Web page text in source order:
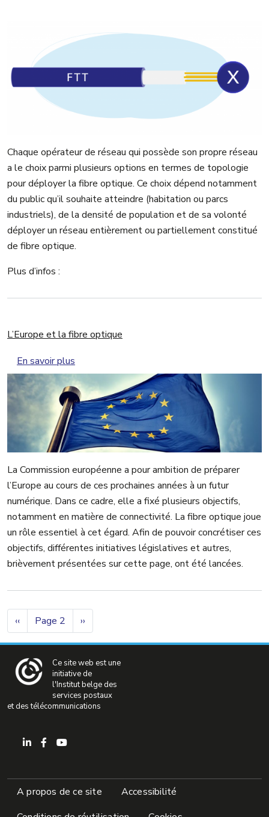
Chaque opérateur de réseau qui possède son propre réseau
a le choix parmi plusieurs options en termes de topologie
pour déployer la fibre optique. Ce choix dépend notamment
du public qu’il souhaite atteindre (habitation ou parcs
industriels), de la densité de population et de sa volonté
déployer un réseau entièrement ou partiellement constitué
de fibre optique.
Plus d’infos :
L’Europe et la fibre optique
En savoir plus
La Commission européenne a pour ambition de préparer
l’Europe au cours de ces prochaines années à un futur
numérique. Dans ce cadre, elle a fixé plusieurs objectifs,
notamment en matière de connectivité. La fibre optique joue
un rôle essentiel à cet égard. Afin de pouvoir concrétiser ces
objectifs, différentes initiatives législatives et autres,
brièvement présentées sur cette page, ont été lancées.
Pagination
Page précédente
‹‹ Page 2 Page suivante
››
Ce site web est une
initiative de
l'Institut belge des
services postaux
et des télécommunications
Pied de page
A propos de ce site
Accessibilité